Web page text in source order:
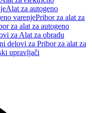
Alat za autogeno
varenjePribor za alat za
za alat za autogeno
za Alat za obradu
delovi za Pribor za alat za
upravljači